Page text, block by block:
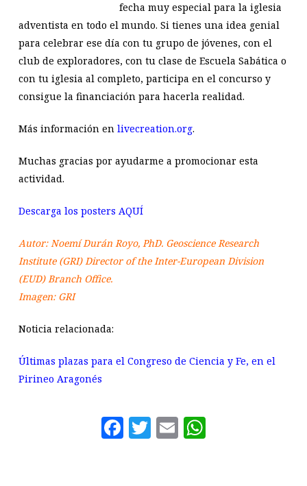
fecha muy especial para la iglesia
adventista en todo el mundo. Si tienes una idea genial
para celebrar ese día con tu grupo de jóvenes, con el
club de exploradores, con tu clase de Escuela Sabática o
con tu iglesia al completo, participa en el concurso y
consigue la financiación para hacerla realidad.
Más información en livecreation.org.
Muchas gracias por ayudarme a promocionar esta
actividad.
Descarga los posters AQUÍ
Autor: Noemí Durán Royo, PhD. Geoscience Research
Institute (GRI) Director of the Inter-European Division
(EUD) Branch Office.
Imagen: GRI
Noticia relacionada:
Últimas plazas para el Congreso de Ciencia y Fe, en el
Pirineo Aragonés
Facebook
Twitter
Email